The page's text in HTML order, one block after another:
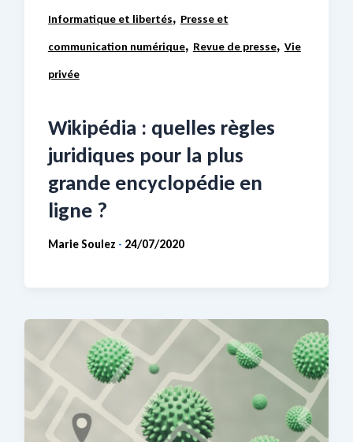
Informatique et libertés, Presse et
communication numérique, Revue de presse, Vie
privée
Wikipédia : quelles règles
juridiques pour la plus
grande encyclopédie en
ligne ?
Marie Soulez - 24/07/2020